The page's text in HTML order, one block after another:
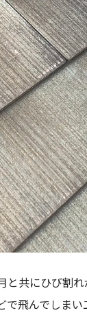
共にひび割れ
飛んでしまい